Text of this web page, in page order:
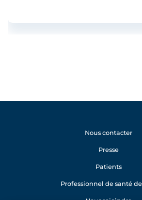
Nous contacter
Presse
Patients
Professionnel de santé